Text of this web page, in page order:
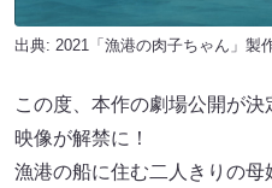
出典: 2021「漁港の肉子ちゃん」製
この度、本作の劇場公開が
映像が解禁に！
漁港の船に住む二人きりの